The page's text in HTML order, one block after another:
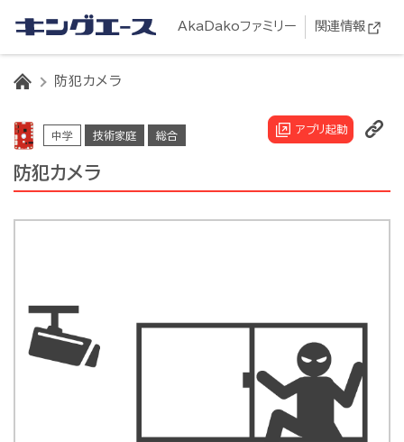
AkaDakoファミリー 関連情報
HOME
防犯カメラ
中学 技術家庭 総合
防犯カメラ
アプリ起動